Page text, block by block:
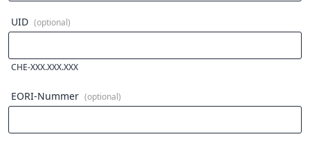
UID (optional)
CHE-XXX.XXX.XXX
EORI-Nummer (optional)